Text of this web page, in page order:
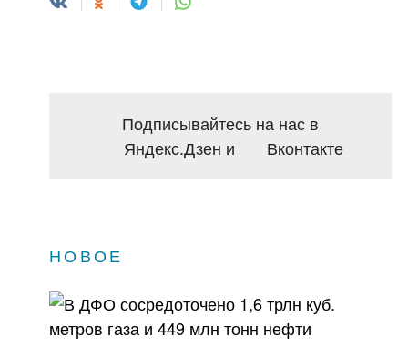
Подписывайтесь на нас в
Яндекс.Дзен и Вконтакте
НОВОЕ